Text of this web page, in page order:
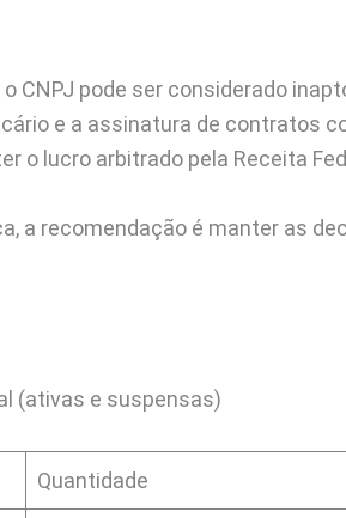
CNPJ pode ser considerado
e a assinatura de contratos
o lucro arbitrado pela Receita
a recomendação é manter as
(ativas e suspensas)
Quantidade